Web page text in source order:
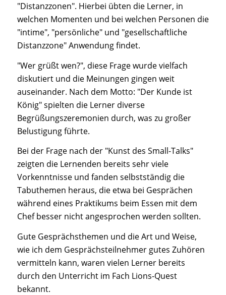
"Distanzzonen". Hierbei übten die Lerner, in
welchen Momenten und bei welchen Personen die
"intime", "persönliche" und "gesellschaftliche
Distanzzone" Anwendung findet.
"Wer grüßt wen?", diese Frage wurde vielfach
diskutiert und die Meinungen gingen weit
auseinander. Nach dem Motto: "Der Kunde ist
König" spielten die Lerner diverse
Begrüßungszeremonien durch, was zu großer
Belustigung führte.
Bei der Frage nach der "Kunst des Small-Talks"
zeigten die Lernenden bereits sehr viele
Vorkenntnisse und fanden selbstständig die
Tabuthemen heraus, die etwa bei Gesprächen
während eines Praktikums beim Essen mit dem
Chef besser nicht angesprochen werden sollten.
Gute Gesprächsthemen und die Art und Weise,
wie ich dem Gesprächsteilnehmer gutes Zuhören
vermitteln kann, waren vielen Lerner bereits
durch den Unterricht im Fach Lions-Quest
bekannt.